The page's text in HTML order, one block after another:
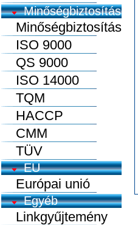
Minőségbiztosítás
Minőségbiztosítás
ISO 9000
QS 9000
ISO 14000
TQM
HACCP
CMM
TÜV
EU
Európai unió
Egyéb
Linkgyűjtemény